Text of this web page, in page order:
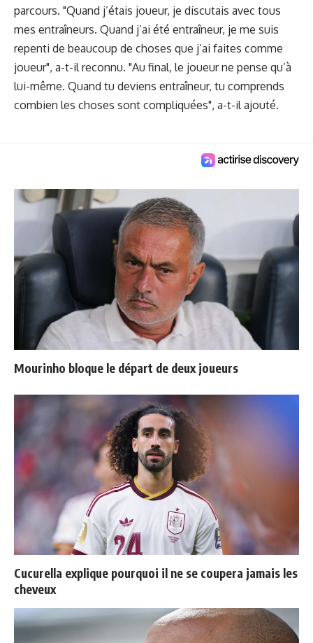
parcours. "Quand j’étais joueur, je discutais avec tous
mes entraîneurs. Quand j’ai été entraîneur, je me suis
repenti de beaucoup de choses que j’ai faites comme
joueur", a-t-il reconnu. "Au final, le joueur ne pense qu’à
lui-même. Quand tu deviens entraîneur, tu comprends
combien les choses sont compliquées", a-t-il ajouté.
Mourinho bloque le départ de deux joueurs
Cucurella explique pourquoi il ne se coupera jamais les
cheveux